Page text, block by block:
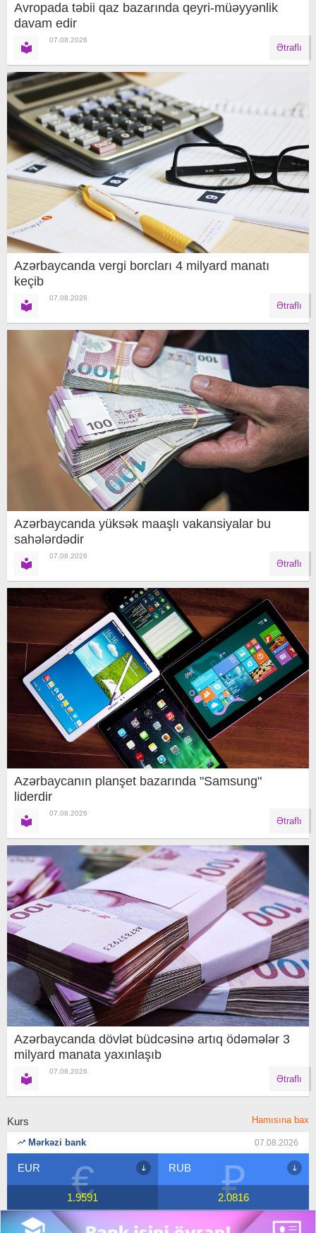
Avropada təbii qaz bazarında qeyri-müəyyənlik
davam edir
07.08.2026
Ətraflı
Azərbaycanda vergi borcları 4 milyard manatı
keçib
07.08.2026
Ətraflı
Azərbaycanda yüksək maaşlı vakansiyalar bu
sahələrdədir
07.08.2026
Ətraflı
Azərbaycanın planşet bazarında "Samsung"
liderdir
07.08.2026
Ətraflı
Azərbaycanda dövlət büdcəsinə artıq ödəmələr 3
milyard manata yaxınlaşıb
07.08.2026
Ətraflı
Kurs Hamısına bax
Mərkəzi bank 07.08.2026
₽
2.0816 $